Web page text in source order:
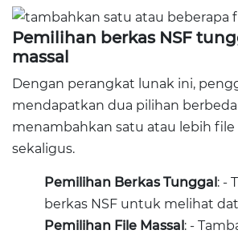
Pemilihan berkas NSF
massal
Dengan perangkat lunak ini,
mendapatkan dua pilihan
menambahkan satu atau lebih file
sekaligus.
Pemilihan Berkas Tunggal: -
berkas NSF untuk melihat
Pemilihan File Massal: -